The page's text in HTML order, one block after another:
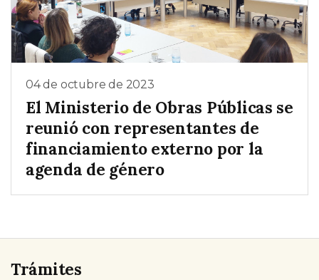
04 de octubre de 2023
El Ministerio de Obras Públicas se
reunió con representantes de
financiamiento externo por la
agenda de género
Trámites